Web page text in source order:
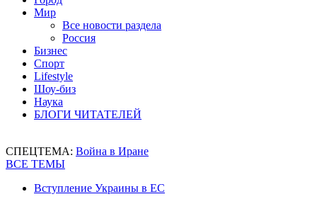
Мир
Все новости раздела
Россия
Бизнес
Спорт
Lifestyle
Шоу-биз
Наука
БЛОГИ ЧИТАТЕЛЕЙ
СПЕЦТЕМА: Война в Иране
ВСЕ ТЕМЫ
Вступление Украины в ЕС